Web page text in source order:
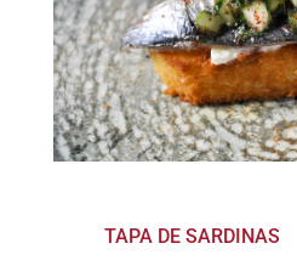
TAPA DE SARDINAS